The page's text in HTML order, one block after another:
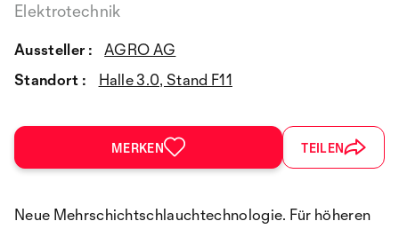
Elektrotechnik
Aussteller :
AGRO AG
Standort :
Halle 3.0, Stand F11
MERKEN TEILEN
Neue Mehrschichtschlauchtechnologie. Für höheren